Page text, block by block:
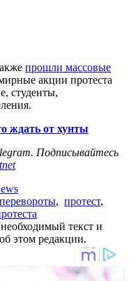
прошли массовые
акции протеста
студенты,
ждать от хунты
Подписывайтесь
, протест,
текст и
этом редакции.